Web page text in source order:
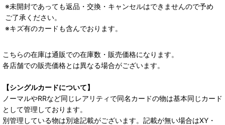
※未開封であっても返品・交換・キャンセルはできませんので予め
ご了承ください。
※キズ有のカードも含んでおります。
こちらの在庫は通販での在庫数・販売価格になります。
各店舗での販売価格とは異なる場合がございます。
【シングルカードについて】
ノーマルやRRなど同じレアリティで同名カードの物は基本同じカード
として管理しております。
別管理している物は別途記載がございます。記載が無い場合はXY・